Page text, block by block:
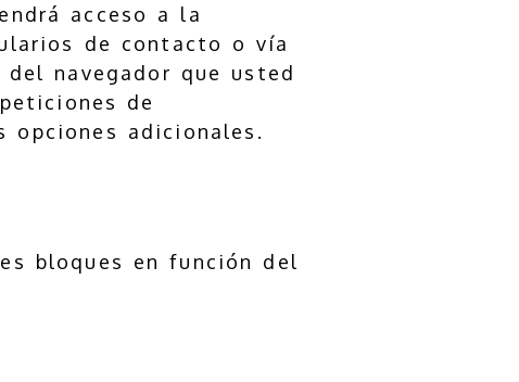
acceso a la
de contacto o vía
navegador que usted
de
opciones adicionales.
bloques en función del